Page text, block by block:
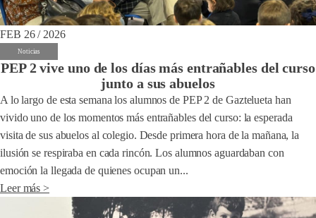
FEB 26 / 2026
Noticias
PEP 2 vive uno de los días más entrañables del curso
junto a sus abuelos
A lo largo de esta semana los alumnos de PEP 2 de Gaztelueta han
vivido uno de los momentos más entrañables del curso: la esperada
visita de sus abuelos al colegio. Desde primera hora de la mañana, la
ilusión se respiraba en cada rincón. Los alumnos aguardaban con
emoción la llegada de quienes ocupan un...
Leer más >